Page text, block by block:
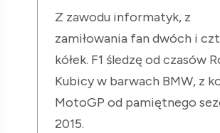
Z zawodu informatyk, z
zamiłowania fan dwóch i
kółek. F1 śledzę od czasów
Kubicy w barwach BMW, z
MotoGP od pamiętnego
2015.